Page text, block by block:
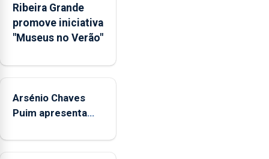
Rede
Municipal
de
aos
durante
o
de
Ribeira Grande
promove iniciativa
"Museus no Verão"
Arsénio Chaves
Puim apresenta
de Vila do Porto